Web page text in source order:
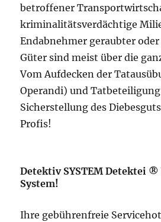
betroffener
kriminalitätsverdächtige
Endabnehmer geraubter
Güter sind meist über die
Vom Aufdecken der
Operandi) und
Sicherstellung des
Profis!
Detektiv SYSTEM Detektei
System!
Ihre gebührenfreie